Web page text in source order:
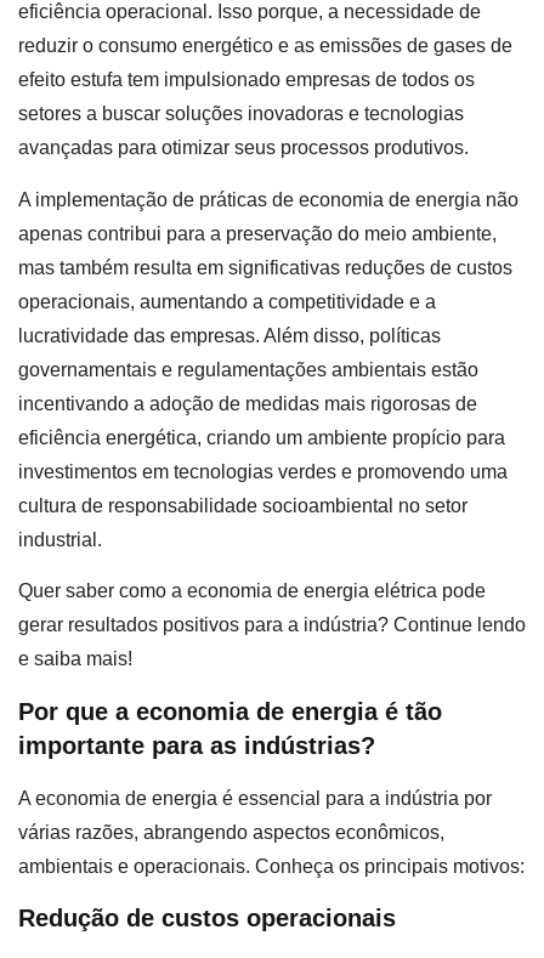
eficiência operacional. Isso porque, a necessidade de
reduzir o consumo energético e as emissões de gases de
efeito estufa tem impulsionado empresas de todos os
setores a buscar soluções inovadoras e tecnologias
avançadas para otimizar seus processos produtivos.
A implementação de práticas de economia de energia não
apenas contribui para a preservação do meio ambiente,
mas também resulta em significativas reduções de custos
operacionais, aumentando a competitividade e a
lucratividade das empresas. Além disso, políticas
governamentais e regulamentações ambientais estão
incentivando a adoção de medidas mais rigorosas de
eficiência energética, criando um ambiente propício para
investimentos em tecnologias verdes e promovendo uma
cultura de responsabilidade socioambiental no setor
industrial.
Quer saber como a economia de energia elétrica pode
gerar resultados positivos para a indústria? Continue lendo
e saiba mais!
Por que a economia de energia é tão
importante para as indústrias?
A economia de energia é essencial para a indústria por
várias razões, abrangendo aspectos econômicos,
ambientais e operacionais. Conheça os principais motivos:
Redução de custos operacionais